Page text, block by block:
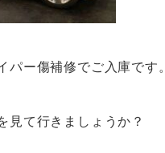
パー傷補修でご入庫です。
見て行きましょうか？